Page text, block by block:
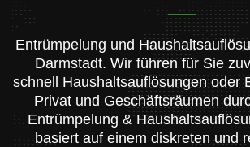
Entrümpelung und
Darmstadt. Wir führen für Sie
schnell Haushaltsauflösungen oder
Privat und Geschäftsräumen
Entrümpelung &
basiert auf einem diskreten und